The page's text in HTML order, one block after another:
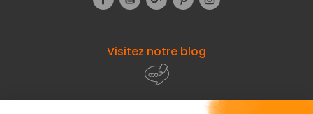
Visitez notre blog